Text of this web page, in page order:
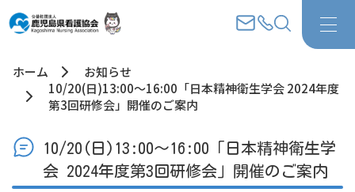
ホーム
お知らせ
10/20(日)13:00～16:00「日本精神衛生学会 2024年度
第3回研修会」開催のご案内
10/20(日)13:00～16:00「日本精神衛生学
会 2024年度第3回研修会」開催のご案内